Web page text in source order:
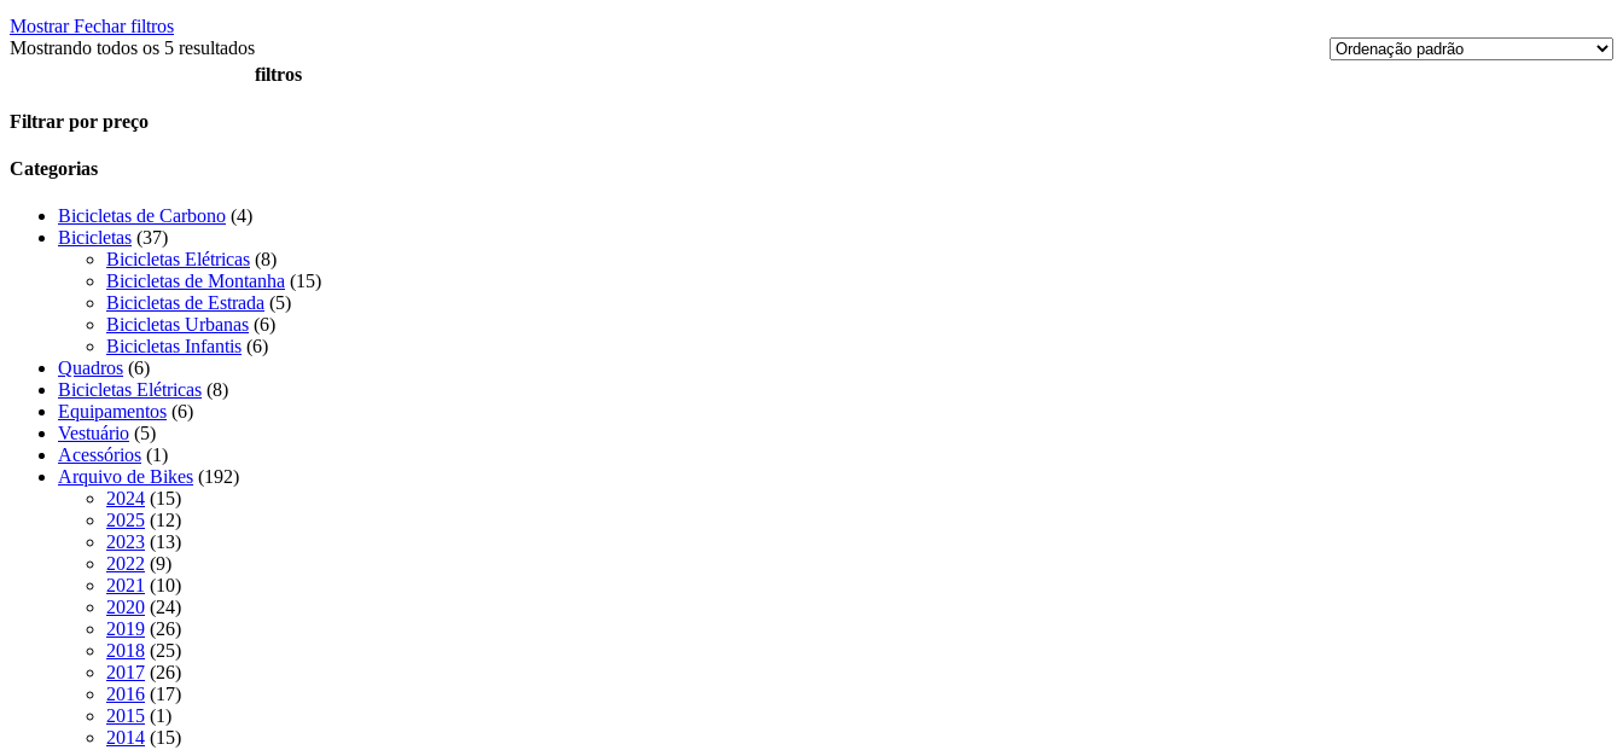
Mostrar Fechar filtros
Mostrando todos os 5 resultados
filtros
Close
Filtrar por preço
Categorias
Bicicletas de Carbono 44
Bicicletas 3737
produtos
Bicicletas Elétricas 88
produtos
Bicicletas de Montanha 1515
Bicicletas de Estrada 55
Bicicletas Urbanas 66
Bicicletas Infantis 66
Quadros 66
produtos
Bicicletas Elétricas 88
Equipamentos 66
Vestuário 55
produtos
Acessórios 11
produto
Arquivo de Bikes 192192
2024 1515
produtos
2025 1212
produtos
2023 1313
2022 99
produtos
2021 1010
produtos
2020 2424
produtos
2019 2626
produtos
2018 2525
produtos
2017 2626
produtos
2016 1717
2015 11
produto
2014 1515